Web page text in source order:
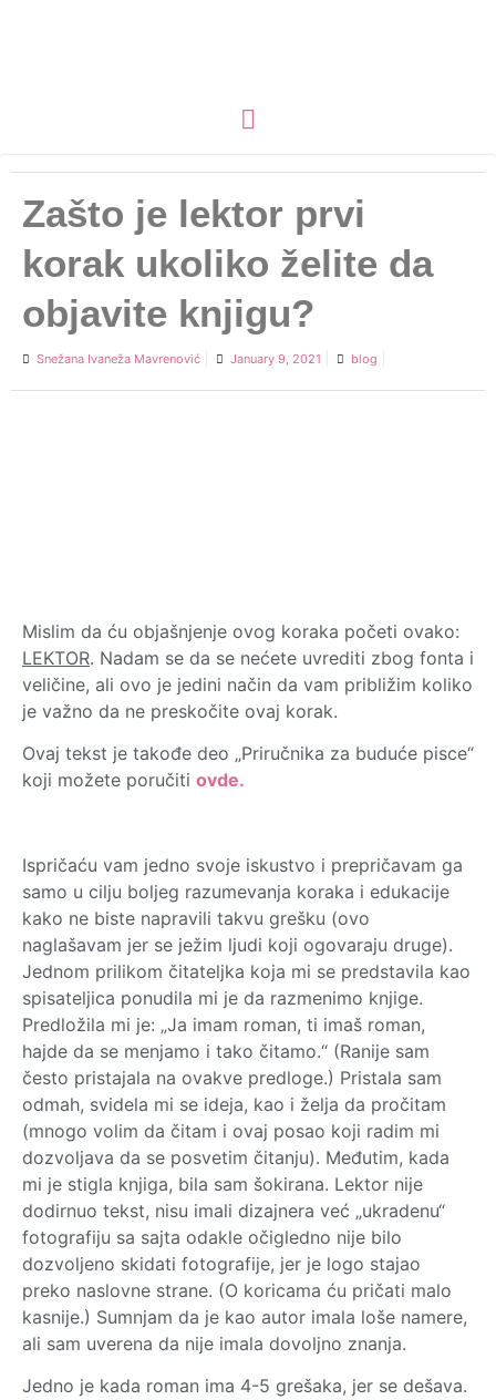
Zašto je lektor prvi
korak ukoliko želite da
objavite knjigu?
Snežana Ivaneža Mavrenović January 9, 2021 blog
Mislim da ću objašnjenje ovog koraka početi ovako:
LEKTOR. Nadam se da se nećete uvrediti zbog fonta i
veličine, ali ovo je jedini način da vam približim koliko
je važno da ne preskočite ovaj korak.
Ovaj tekst je takođe deo „Priručnika za buduće pisce“
koji možete poručiti ovde.
Ispričaću vam jedno svoje iskustvo i prepričavam ga
samo u cilju boljeg razumevanja koraka i edukacije
kako ne biste napravili takvu grešku (ovo
naglašavam jer se ježim ljudi koji ogovaraju druge).
Jednom prilikom čitateljka koja mi se predstavila kao
spisateljica ponudila mi je da razmenimo knjige.
Predložila mi je: „Ja imam roman, ti imaš roman,
hajde da se menjamo i tako čitamo.“ (Ranije sam
često pristajala na ovakve predloge.) Pristala sam
odmah, svidela mi se ideja, kao i želja da pročitam
(mnogo volim da čitam i ovaj posao koji radim mi
dozvoljava da se posvetim čitanju). Međutim, kada
mi je stigla knjiga, bila sam šokirana. Lektor nije
dodirnuo tekst, nisu imali dizajnera već „ukradenu“
fotografiju sa sajta odakle očigledno nije bilo
dozvoljeno skidati fotografije, jer je logo stajao
preko naslovne strane. (O koricama ću pričati malo
kasnije.) Sumnjam da je kao autor imala loše namere,
ali sam uverena da nije imala dovoljno znanja.
Jedno je kada roman ima 4-5 grešaka, jer se dešava.